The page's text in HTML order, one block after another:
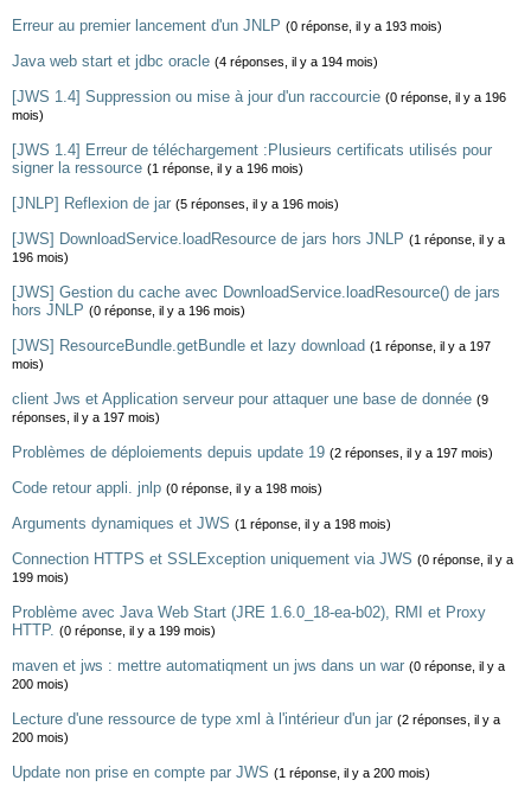
Erreur au premier lancement d'un JNLP (0 réponse, il y a 193 mois)
Java web start et jdbc oracle (4 réponses, il y a 194 mois)
[JWS 1.4] Suppression ou mise à jour d'un raccourcie (0 réponse, il y a 196
mois)
[JWS 1.4] Erreur de téléchargement :Plusieurs certificats utilisés pour
signer la ressource (1 réponse, il y a 196 mois)
[JNLP] Reflexion de jar (5 réponses, il y a 196 mois)
[JWS] DownloadService.loadResource de jars hors JNLP (1 réponse, il y a
196 mois)
[JWS] Gestion du cache avec DownloadService.loadResource() de jars
hors JNLP (0 réponse, il y a 196 mois)
[JWS] ResourceBundle.getBundle et lazy download (1 réponse, il y a 197
mois)
client Jws et Application serveur pour attaquer une base de donnée (9
réponses, il y a 197 mois)
Problèmes de déploiements depuis update 19 (2 réponses, il y a 197 mois)
Code retour appli. jnlp (0 réponse, il y a 198 mois)
Arguments dynamiques et JWS (1 réponse, il y a 198 mois)
Connection HTTPS et SSLException uniquement via JWS (0 réponse, il y a
199 mois)
Problème avec Java Web Start (JRE 1.6.0_18-ea-b02), RMI et Proxy
HTTP. (0 réponse, il y a 199 mois)
maven et jws : mettre automatiqment un jws dans un war (0 réponse, il y a
200 mois)
Lecture d'une ressource de type xml à l'intérieur d'un jar (2 réponses, il y a
200 mois)
Update non prise en compte par JWS (1 réponse, il y a 200 mois)